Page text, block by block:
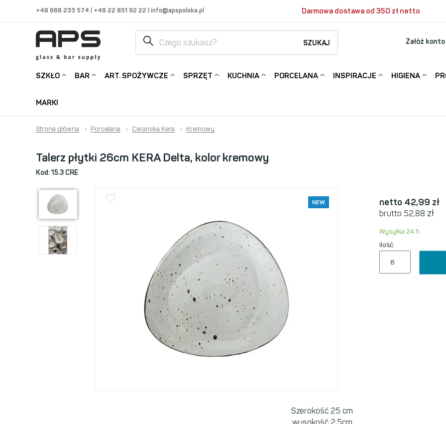
+48 668 233 574 | +48 22 851 92 22 | info@apspolska.pl Darmowa dostawa od 350 zł netto
SZUKAJ Załóż konto
SZKŁO BAR ART. SPOŻYWCZE SPRZĘT KUCHNIA PORCELANA INSPIRACJE HIGIENA
MARKI
Strona główna › Porcelana › Ceramika Kera › Kremowy
Talerz płytki 26cm KERA Delta, kolor kremowy
Kod:15.3 CRE
NEW netto 42,99 zł
brutto 52,88 zł
Wysyłka 24 h
Ilość:
Szerokość 25 cm